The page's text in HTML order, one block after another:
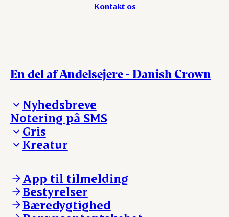
Kontakt os
En del af Andelsejere - Danish Crown
Nyhedsbreve
Madinspiration - nyhedsbrev
Notering på SMS
Gris
Ejerinformation
Nyheder
Login
Kreatur
Kontakt os
Notering
Nyheder
Login
App til tilmelding
Bestyrelser
Bæredygtighed